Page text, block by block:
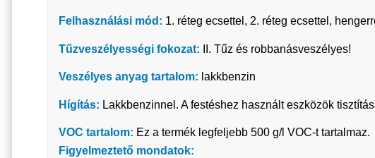
Felhasználási mód: 1. réteg ecsettel, 2. réteg ecsettel,
Tűzveszélyességi fokozat: II. Tűz és robbanásveszélyes!
Veszélyes anyag tartalom: lakkbenzin
Hígítás: Lakkbenzinnel. A festéshez használt eszközök
VOC tartalom: Ez a termék legfeljebb 500 g/l VOC-t tartalmaz.
Figyelmeztető mondatok: